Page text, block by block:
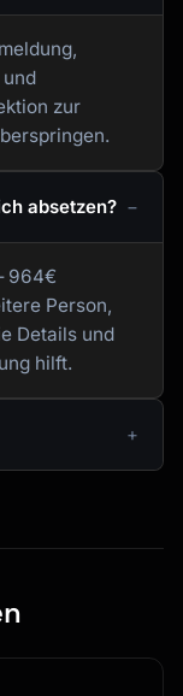
zur
absetzen?
964€
Person,
Details und
hilft.